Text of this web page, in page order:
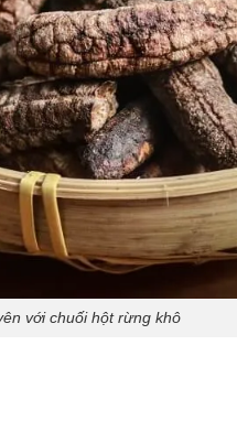
với chuối hột rừng khô